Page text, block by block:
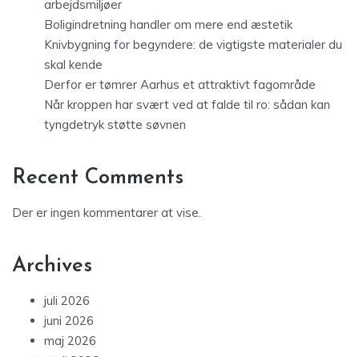
arbejdsmiljøer
Boligindretning handler om mere end æstetik
Knivbygning for begyndere: de vigtigste materialer du
skal kende
Derfor er tømrer Aarhus et attraktivt fagområde
Når kroppen har svært ved at falde til ro: sådan kan
tyngdetryk støtte søvnen
Recent Comments
Der er ingen kommentarer at vise.
Archives
juli 2026
juni 2026
maj 2026